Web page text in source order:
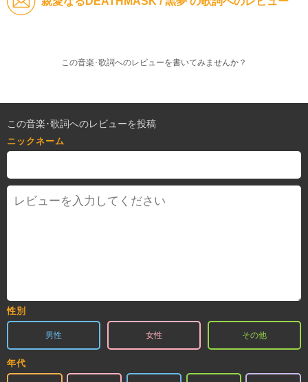
この音楽･歌詞へのレビューを書いてみませんか？
この音楽･歌詞へのレビューを投稿
ニックネーム
性別
男性 女性 その他
年代